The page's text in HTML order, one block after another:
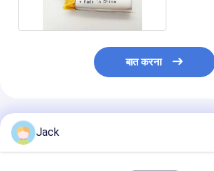
बात करना
अनुशंसित उत्पाद
Jack